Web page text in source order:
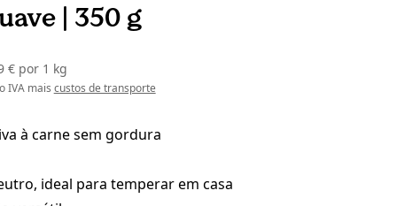
| 350 g
€ por1 kg
IVA mais custos de transporte
à carne sem gordura
ideal para temperar em casa